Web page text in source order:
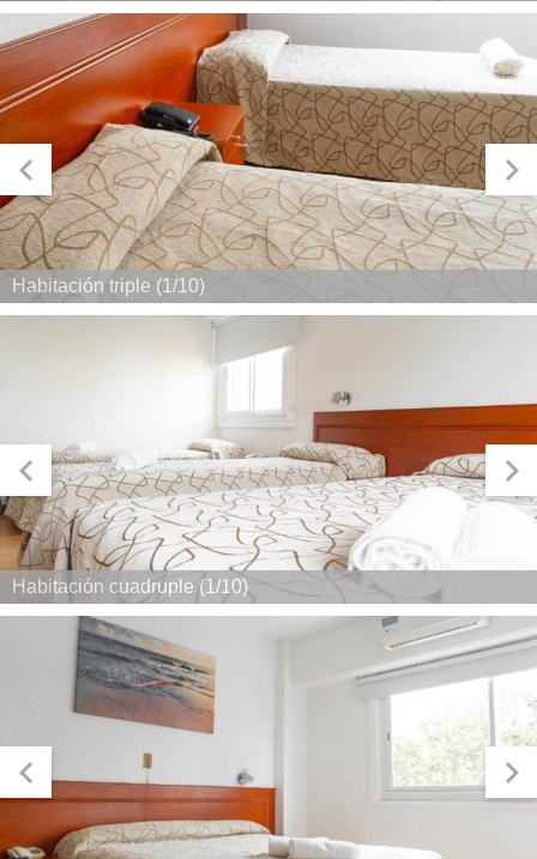
Habitación triple (1/10)
Habitación cuadruple (1/10)